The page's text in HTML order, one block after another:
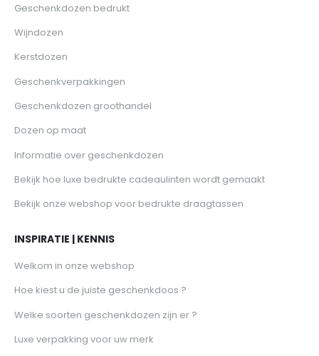
Geschenkdozen bedrukt
Wijndozen
Kerstdozen
Geschenkverpakkingen
Geschenkdozen groothandel
Dozen op maat
Informatie over geschenkdozen
Bekijk hoe luxe bedrukte cadeaulinten wordt gemaakt
Bekijk onze webshop voor bedrukte draagtassen
INSPIRATIE | KENNIS
Welkom in onze webshop
Hoe kiest u de juiste geschenkdoos ?
Welke soorten geschenkdozen zijn er ?
Luxe verpakking voor uw merk